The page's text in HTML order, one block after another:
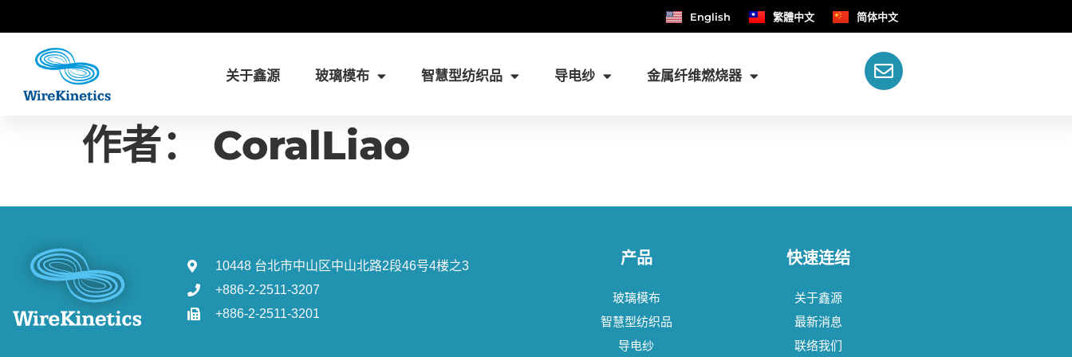
English 繁體中文 简体中文
关于鑫源 玻璃模布 智慧型纺织品 导电纱 金属纤维燃烧器
作者： CoralLiao
10448 台北市中山区中山北路2段46号4楼之3
+886-2-2511-3207
+886-2-2511-3201
产品
玻璃模布
智慧型纺织品
导电纱
快速连结
关于鑫源
最新消息
联络我们